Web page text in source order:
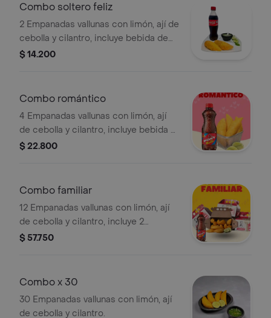
Combo soltero feliz
2 Empanadas vallunas con limón, ají de
cebolla y cilantro, incluye bebida de
400 ml a elegir.
$ 14.200
Combo romántico
4 Empanadas vallunas con limón, ají
de cebolla y cilantro, incluye bebida a
elegir de 400 ml.
$ 22.800
Combo familiar
12 Empanadas vallunas con limón, ají
de cebolla y cilantro, incluye 2
bebidas a elegir de 400 ml.
$ 57.750
Combo x 30
30 Empanadas vallunas con limón, ají
de cebolla y cilantro.